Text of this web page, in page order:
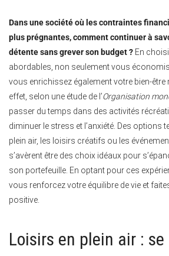
Dans une société où les contraintes
plus prégnantes, comment continuer à
détente sans grever son budget ? En
abordables, non seulement vous
vous enrichissez également votre bien-être
effet, selon une étude de l’Organisation
passer du temps dans des activités
diminuer le stress et l’anxiété. Des options
plein air, les loisirs créatifs ou les
s’avèrent être des choix idéaux pour
son portefeuille. En optant pour ces
vous renforcez votre équilibre de vie et
positive.
Loisirs en plein air :